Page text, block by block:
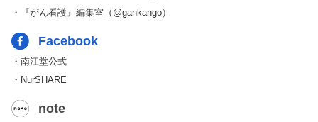
・『がん看護』編集室（@gankango）
Facebook
・南江堂公式
・NurSHARE
note